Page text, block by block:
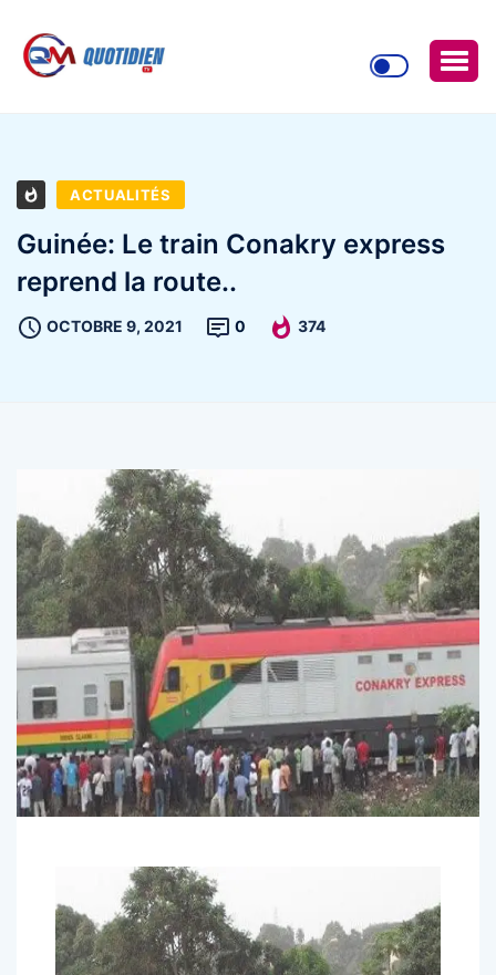
ACTUALITÉS
Guinée: Le train Conakry express
reprend la route..
OCTOBRE 9, 2021 0 374